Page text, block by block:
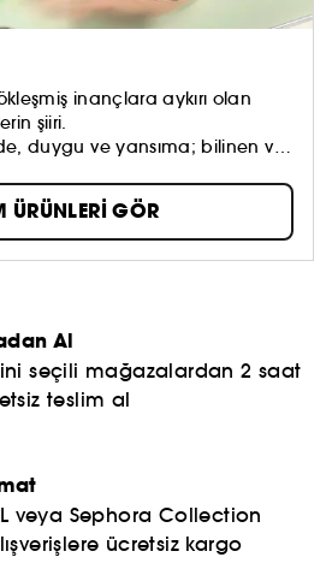
inançlara aykırı olan
şiiri.
duygu ve yansıma; bilinen ve
arasındaki
etkinlikler yer alır. Her Prada
koku algısını oluşturmak için
birleştiren, dönüştüren bir
ÜRÜNLERİ GÖR
Al
seçili mağazalardan 2 saat
teslim al
veya Sephora Collection
ücretsiz kargo